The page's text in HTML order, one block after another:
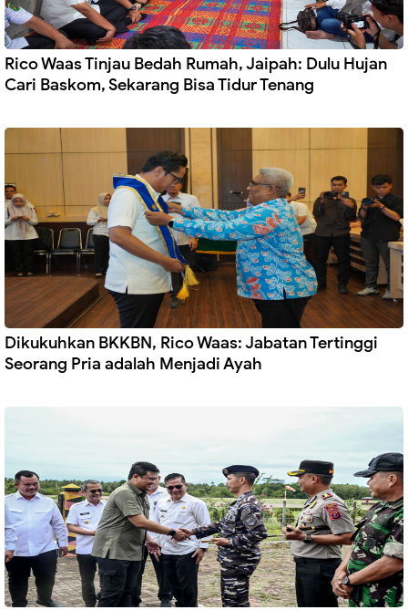
Rico Waas Tinjau Bedah Rumah, Jaipah: Dulu Hujan
Cari Baskom, Sekarang Bisa Tidur Tenang
Dikukuhkan BKKBN, Rico Waas: Jabatan Tertinggi
Seorang Pria adalah Menjadi Ayah